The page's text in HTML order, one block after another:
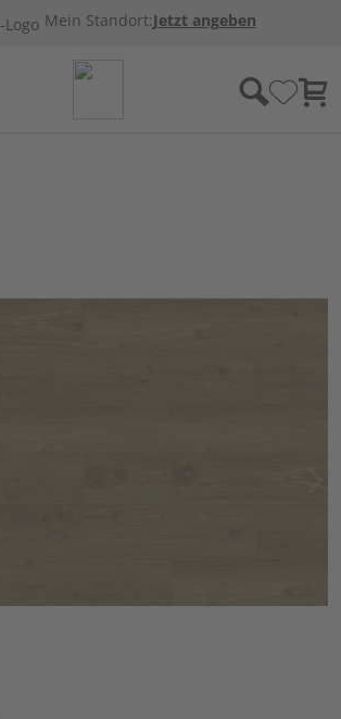
Mein Standort:Jetzt angeben